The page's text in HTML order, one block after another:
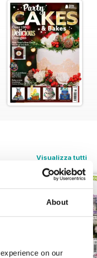
About
on our
Visualizza tutti